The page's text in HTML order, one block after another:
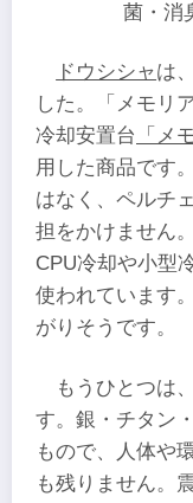
菌・消
ドウシシャは
した。「メモリ
冷却安置台
「メ
用した商品です
はなく、ペルチ
担をかけません
CPU冷却や小型
使われています
がりそうです。
もうひとつは、
す。銀・チタン
もので、人体や
も残りません。